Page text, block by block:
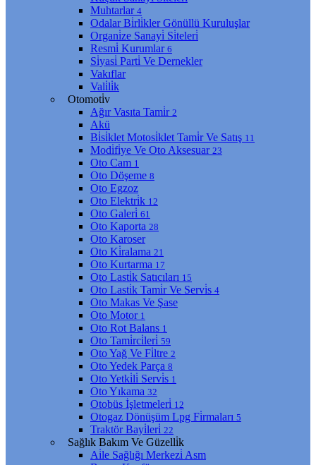
Muhtarlar 4
Odalar Bi̇rli̇kler Gönüllü Kuruluşlar
Organi̇ze Sanayi̇ Si̇teleri̇
Resmi̇ Kurumlar 6
Si̇yasi̇ Parti̇ Ve Dernekler
Vakıflar
Vali̇li̇k
Otomoti̇v
Ağır Vasıta Tami̇r 2
Akü
Bi̇si̇klet Motosi̇klet Tami̇r Ve Satış 11
Modi̇fi̇ye Ve Oto Aksesuar 23
Oto Cam 1
Oto Döşeme 8
Oto Egzoz
Oto Elektri̇k 12
Oto Galeri̇ 61
Oto Kaporta 28
Oto Karoser
Oto Ki̇ralama 21
Oto Kurtarma 17
Oto Lasti̇k Satıcıları 15
Oto Lasti̇k Tami̇r Ve Servi̇s 4
Oto Makas Ve Şase
Oto Motor 1
Oto Rot Balans 1
Oto Tami̇rci̇leri̇ 59
Oto Yağ Ve Fi̇ltre 2
Oto Yedek Parça 8
Oto Yetki̇li̇ Servi̇s 1
Oto Yıkama 32
Otobüs İşletmeleri̇ 12
Otogaz Dönüşüm Lpg Fi̇rmaları 5
Traktör Bayi̇leri̇ 22
Sağlık Bakım Ve Güzelli̇k
Ai̇le Sağlığı Merkezi̇ Asm